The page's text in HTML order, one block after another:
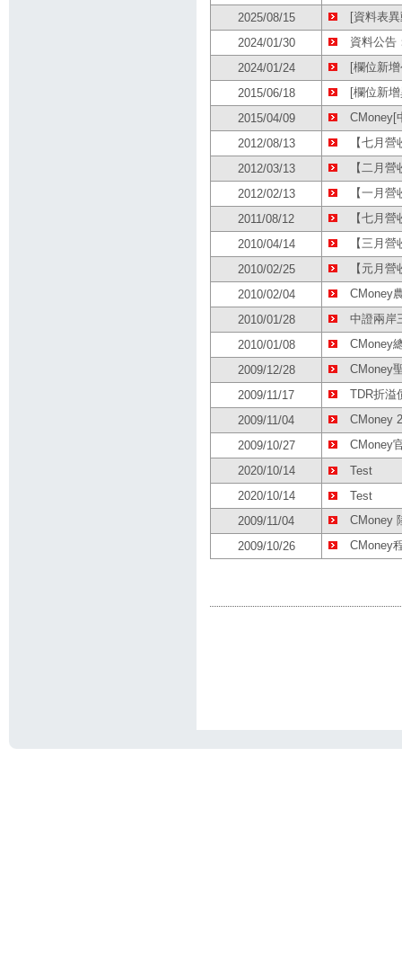
2025/08/15
[資料表
2024/01/30
資料公告
2024/01/24
[欄位新
2015/06/18
[欄位新
2015/04/09
CMoney[
2012/08/13
【七月
2012/03/13
【二月
2012/02/13
【一月
2011/08/12
【七月
2010/04/14
【三月
2010/02/25
【元月
2010/02/04
CMoney
2010/01/28
中證兩岸
2010/01/08
CMoney
2009/12/28
CMoney
2009/11/17
TDR折溢
2009/11/04
CMoney
2009/10/27
CMoney
2020/10/14
Test
2020/10/14
Test
2009/11/04
CMoney
2009/10/26
CMoney